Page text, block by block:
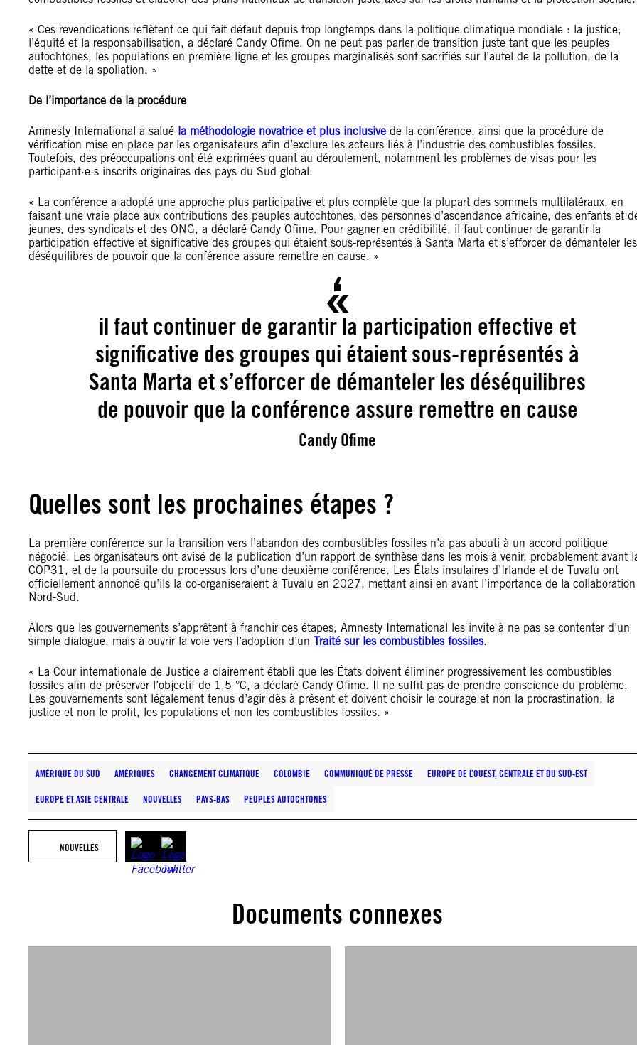
« Ces revendications reflètent ce qui fait défaut depuis trop longtemps dans la politique climatique mondiale : la justice,
l’équité et la responsabilisation, a déclaré Candy Ofime. On ne peut pas parler de transition juste tant que les peuples
autochtones, les populations en première ligne et les groupes marginalisés sont sacrifiés sur l’autel de la pollution, de la
dette et de la spoliation. »
De l’importance de la procédure
Amnesty International a salué la méthodologie novatrice et plus inclusive de la conférence, ainsi que la procédure de
vérification mise en place par les organisateurs afin d’exclure les acteurs liés à l’industrie des combustibles fossiles.
Toutefois, des préoccupations ont été exprimées quant au déroulement, notamment les problèmes de visas pour les
participant·e·s inscrits originaires des pays du Sud global.
« La conférence a adopté une approche plus participative et plus complète que la plupart des sommets multilatéraux, en
faisant une vraie place aux contributions des peuples autochtones, des personnes d’ascendance africaine, des enfants et
jeunes, des syndicats et des ONG, a déclaré Candy Ofime. Pour gagner en crédibilité, il faut continuer de garantir la
participation effective et significative des groupes qui étaient sous-représentés à Santa Marta et s’efforcer de démanteler les
déséquilibres de pouvoir que la conférence assure remettre en cause. »
il faut continuer de garantir la participation effective et
significative des groupes qui étaient sous-représentés à
Santa Marta et s’efforcer de démanteler les déséquilibres
de pouvoir que la conférence assure remettre en cause
Candy Ofime
Quelles sont les prochaines étapes ?
La première conférence sur la transition vers l’abandon des combustibles fossiles n’a pas abouti à un accord politique
négocié. Les organisateurs ont avisé de la publication d’un rapport de synthèse dans les mois à venir, probablement avant
COP31, et de la poursuite du processus lors d’une deuxième conférence. Les États insulaires d’Irlande et de Tuvalu ont
officiellement annoncé qu’ils la co-organiseraient à Tuvalu en 2027, mettant ainsi en avant l’importance de la collaboration
Nord-Sud.
Alors que les gouvernements s’apprêtent à franchir ces étapes, Amnesty International les invite à ne pas se contenter d’un
simple dialogue, mais à ouvrir la voie vers l’adoption d’un Traité sur les combustibles fossiles.
« La Cour internationale de Justice a clairement établi que les États doivent éliminer progressivement les combustibles
fossiles afin de préserver l’objectif de 1,5 °C, a déclaré Candy Ofime. Il ne suffit pas de prendre conscience du problème.
Les gouvernements sont légalement tenus d’agir dès à présent et doivent choisir le courage et non la procrastination, la
justice et non le profit, les populations et non les combustibles fossiles. »
AMÉRIQUE DU SUD AMÉRIQUES CHANGEMENT CLIMATIQUE COLOMBIE COMMUNIQUÉ DE PRESSE EUROPE DE L’OUEST, CENTRALE ET DU SUD-EST
EUROPE ET ASIE CENTRALE NOUVELLES PAYS-BAS PEUPLES AUTOCHTONES
NOUVELLES
Documents connexes